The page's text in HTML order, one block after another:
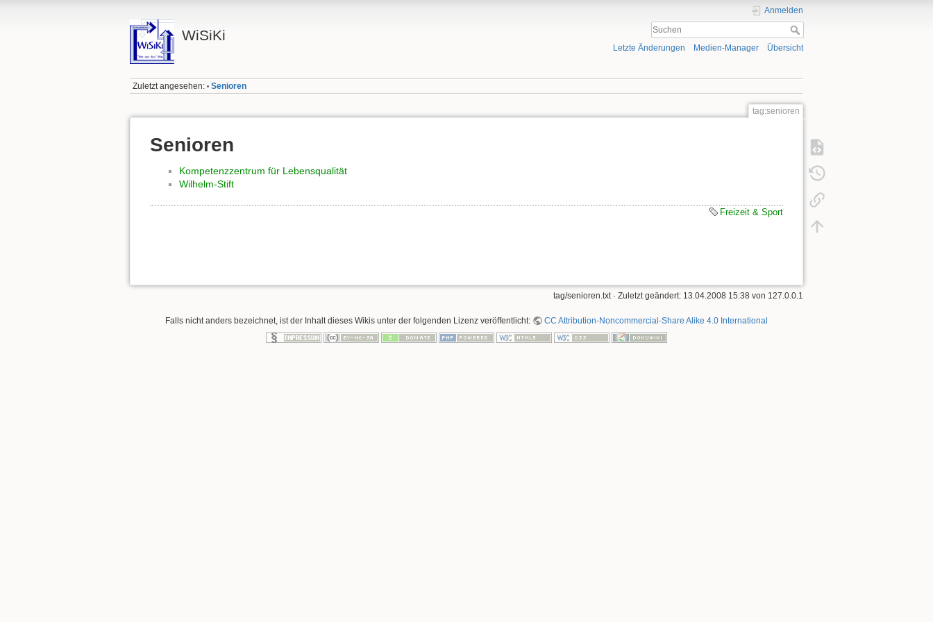
WiSiKi
Anmelden
Letzte Änderungen Medien-Manager Übersicht
Zuletzt angesehen: • Senioren
tag:senioren
Senioren
Kompetenzzentrum für Lebensqualität
Wilhelm-Stift
Freizeit & Sport
tag/senioren.txt · Zuletzt geändert: 13.04.2008 15:38 von 127.0.0.1
Falls nicht anders bezeichnet, ist der Inhalt dieses Wikis unter der folgenden Lizenz veröffentlicht: CC Attribution-Noncommercial-Share Alike 4.0 International